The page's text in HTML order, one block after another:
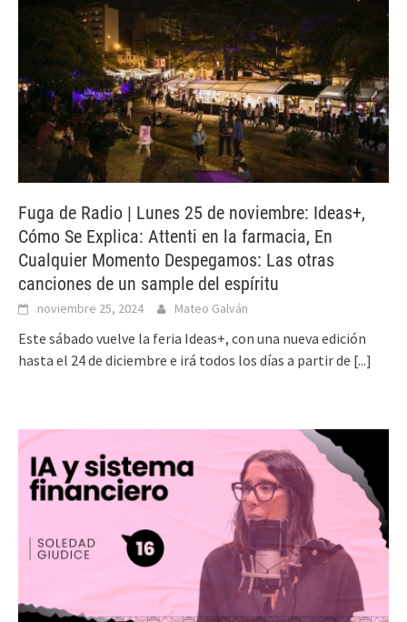
Fuga de Radio | Lunes 25 de noviembre: Ideas+,
Cómo Se Explica: Attenti en la farmacia, En
Cualquier Momento Despegamos: Las otras
canciones de un sample del espíritu
noviembre 25, 2024 Mateo Galván
Este sábado vuelve la feria Ideas+, con una nueva edición
hasta el 24 de diciembre e irá todos los días a partir de [...]